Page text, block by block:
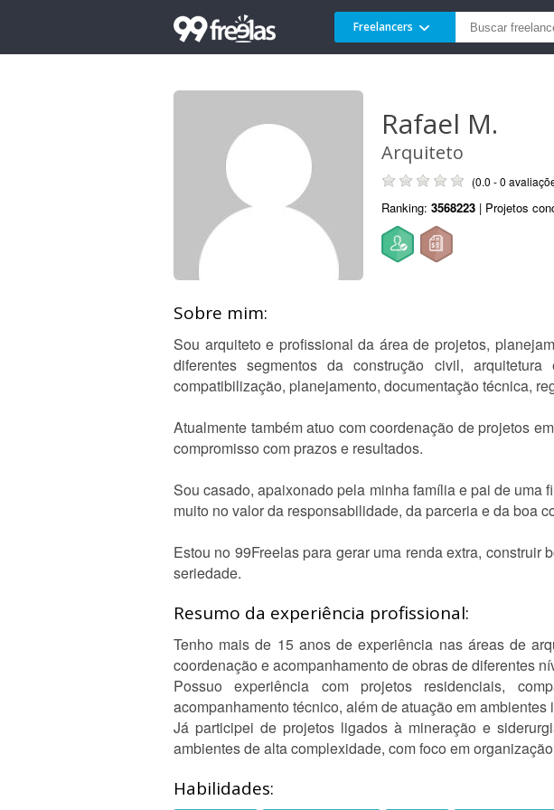
Freelancers
Rafael M.
Arquiteto
(0.0 - 0
Ranking: 3568223 | Projetos
Sobre mim:
Sou arquiteto e profissional da área de projetos,
diferentes segmentos da construção civil,
compatibilização, planejamento, documentação técnica,
Atualmente também atuo com coordenação de projetos
compromisso com prazos e resultados.
Sou casado, apaixonado pela minha família e pai de uma
muito no valor da responsabilidade, da parceria e da boa
Estou no 99Freelas para gerar uma renda extra,
seriedade.
Resumo da experiência profissional:
Tenho mais de 15 anos de experiência nas áreas de
coordenação e acompanhamento de obras de diferentes
Possuo experiência com projetos residenciais,
acompanhamento técnico, além de atuação em
Já participei de projetos ligados à mineração e
ambientes de alta complexidade, com foco em
Habilidades: